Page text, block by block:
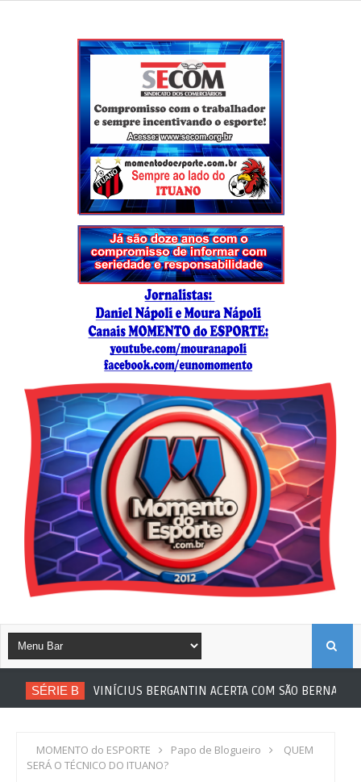
SÉRIE B VINÍCIUS BERGANTIN ACERTA COM SÃO BERNARDO
MOMENTO do ESPORTE Papo de Blogueiro
QUEM
SERÁ O TÉCNICO DO ITUANO?